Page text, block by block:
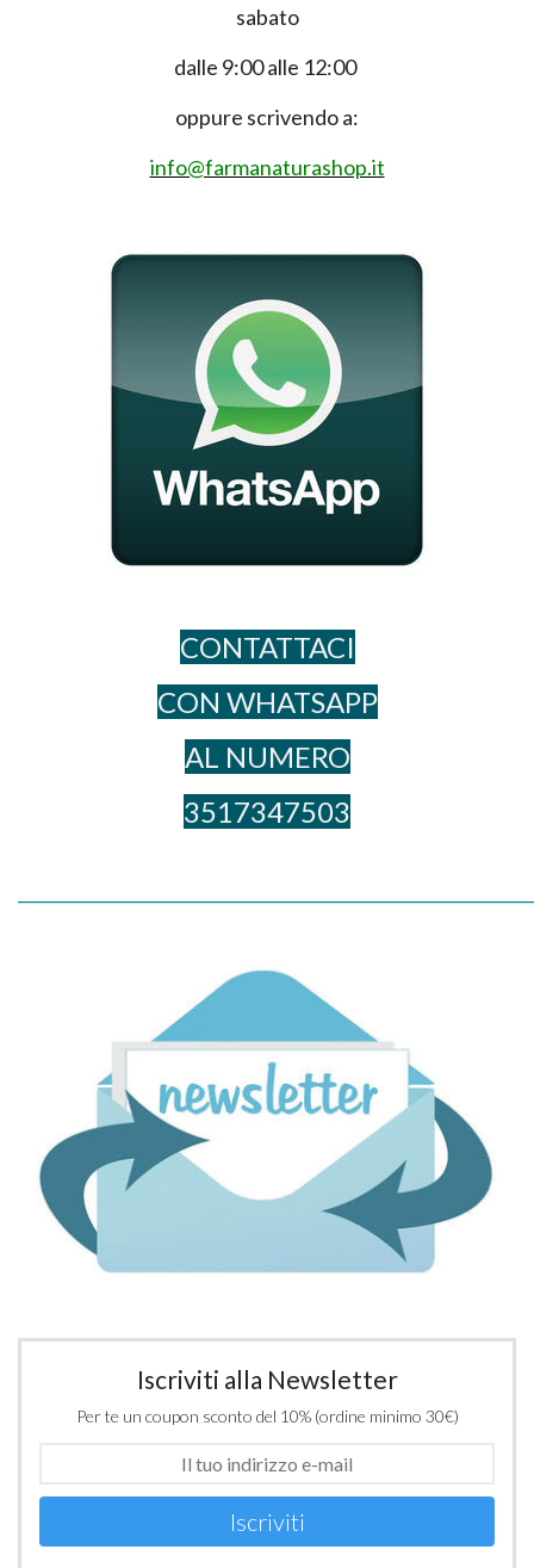
sabato
dalle 9:00 alle 12:00
oppure scrivendo a:
info@farmanaturashop.it
CONTATTACI
CON WHATSAPP
AL NUME​RO
3517347503
Iscriviti alla Newsletter
Per te un coupon sconto del 10% (ordine minimo 30€)
Iscriviti